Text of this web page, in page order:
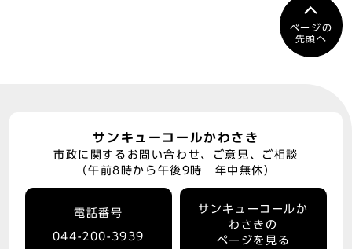
ページの
先頭へ
サンキューコールかわさき
市政に関するお問い合わせ、ご意見、ご相談
（午前8時から午後9時 年中無休）
電話番号
044-200-3939
サンキューコールか
わさきの
ページを見る